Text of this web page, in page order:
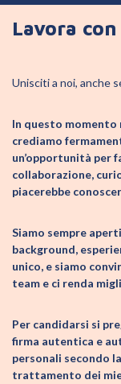
Lavora
Unisciti a noi, anche
In questo momento
crediamo
un’opportunità per
collaborazione,
piacerebbe
Siamo sempre
background,
unico, e siamo
team e ci renda
Per candidarsi si
firma autentica e
personali secondo
trattamento dei